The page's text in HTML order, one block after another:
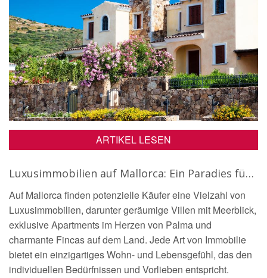
ARTIKEL LESEN
Luxusimmobilien auf Mallorca: Ein Paradies für anspruchsvolle Investoren
Auf Mallorca finden potenzielle Käufer eine Vielzahl von
Luxusimmobilien, darunter geräumige Villen mit Meerblick,
exklusive Apartments im Herzen von Palma und
charmante Fincas auf dem Land. Jede Art von Immobilie
bietet ein einzigartiges Wohn- und Lebensgefühl, das den
individuellen Bedürfnissen und Vorlieben entspricht.